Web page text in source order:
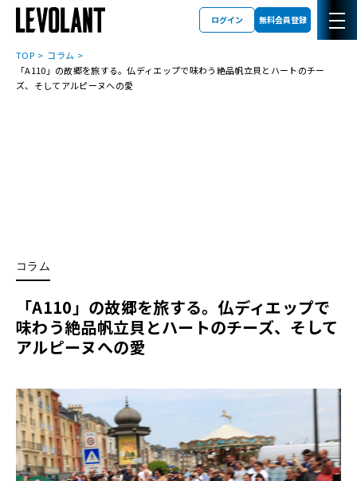
ログイン 無料会員登録
TOP
コラム
「A110」の故郷を旅する。仏ディエップで味わう絶品帆立貝とハートのチー
ズ、そしてアルピーヌへの愛
コラム
「A110」の故郷を旅する。仏ディエップで
味わう絶品帆立貝とハートのチーズ、そして
アルピーヌへの愛